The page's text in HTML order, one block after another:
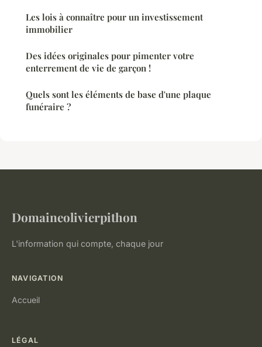
Les lois à connaître pour un investissement
immobilier
Des idées originales pour pimenter votre
enterrement de vie de garçon !
Quels sont les éléments de base d'une plaque
funéraire ?
Domaineolivierpithon
L'information qui compte, chaque jour
NAVIGATION
Accueil
LÉGAL